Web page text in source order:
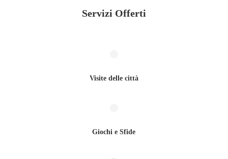
Servizi Offerti
Visite delle città
Giochi e Sfide